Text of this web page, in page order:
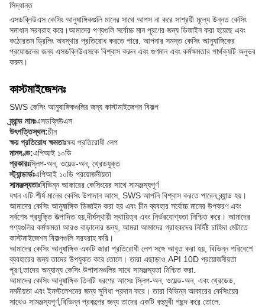
সিদ্ধান্ত
এসডব্লিউএস কেসিং আনুষাঙ্গিকগুলি মানের সাথে আপস না করে সাশ্রয়ী মূল্যে উন্নত কেসিং
সমাধান সরবরাহ করে।আমাদের পণ্যগুলি সর্বোচ্চ মান পূরণের জন্য ডিজাইন করা হয়েছে এবং
কঠোরতম ড্রিলিং অবস্থার প্রতিরোধ করতে পারে. আপনার সমস্ত কেসিং আনুষাঙ্গিকের
প্রয়োজনের জন্য এসডব্লিউএসকে বিশ্বাস করুন এবং গুণমান এবং কর্মক্ষমতার পার্থক্যটি অনুভব
করুন।
কাস্টমাইজেশনঃ
SWS কেসিং আনুষাঙ্গিকগুলির জন্য কাস্টমাইজেশন বিকল্প
ব্র্যান্ড নামঃএসডব্লিউএস
উৎপত্তিস্থল:চীন
ক্ষয় প্রতিরোধ ক্ষমতাঃক্ষয় প্রতিরোধী লেপ
মানদণ্ড:এপিআই ১০ডি
প্রকারঃস্লিপ-অন, ওয়েল্ড-অন, থ্রেডযুক্ত
স্ট্যান্ডার্ডঃএপিআই ১০ডি প্রয়োজনীয়তা
সামঞ্জস্যতাঃবিভিন্ন আকারের কেসিংয়ের সাথে সামঞ্জস্যপূর্ণ
যখন এটি শীর্ষ মানের কেসিং উপাদান আসে, SWS আপনি বিশ্বাস করতে পারেন ব্র্যান্ড হয়।
আমাদের কেসিং আনুষাঙ্গিক ডিজাইন করা হয় এবং চীন ব্যবহার সর্বোচ্চ মানের উপকরণ এবং
সর্বশেষ প্রযুক্তি উত্পাদিত হয়,দীর্ঘস্থায়ী স্থায়িত্ব এবং নির্ভরযোগ্যতা নিশ্চিত করে। আমাদের
পণ্যগুলির কর্মক্ষমতা আরও বাড়ানোর জন্য, আমরা আমাদের গ্রাহকদের নির্দিষ্ট চাহিদা মেটাতে
কাস্টমাইজেশন বিকল্পগুলি সরবরাহ করি।
আমাদের কেসিং আনুষাঙ্গিক একটি জারা প্রতিরোধী লেপ সঙ্গে আবৃত করা হয়, বিভিন্ন পরিবেশে
ব্যবহারের জন্য তাদের উপযুক্ত করে তোলে। তারা এছাড়াও API 10D প্রয়োজনীয়তা
পূরণ,তাদের অন্যান্য কেসিং উপাদানগুলির সাথে সামঞ্জস্যতা নিশ্চিত করা.
আমাদের কেসিং আনুষাঙ্গিক তিনটি ধরণের আসেঃ স্লিপ-অন, ওয়েল্ড-অন, এবং থ্রেডেড,
নমনীয়তা এবং ইনস্টলেশনের জন্য সুবিধা প্রদান করে। তারা বিভিন্ন আকারের কেসিংয়ের
সাথেও সামঞ্জস্যপূর্ণ,বিভিন্ন প্রকল্পের জন্য তাদের একটি বহুমুখী পছন্দ করে তোলে.